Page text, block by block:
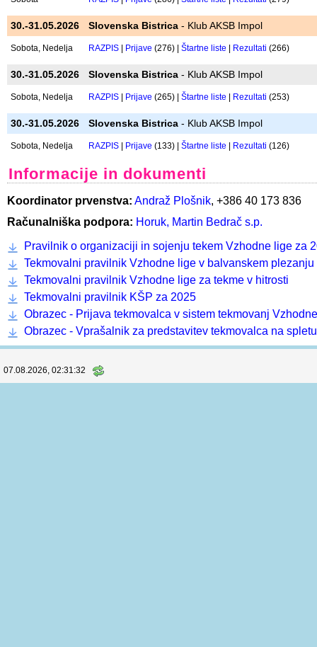
Sobota RAZPIS|Prijave(297) | Štartne liste|Rezultati
16.05.2026 Prevalje- Koroški PK Prevalje
Sobota Tekma je bila odpovedana.
23.05.2026 Celje- PK Dobre razmere
Sobota RAZPIS|Prijave(286) | Štartne liste|Rezultati
30.-31.05.2026 Slovenska Bistrica - Klub AKSB Impol
Sobota, Nedelja RAZPIS |Prijave(276) |Štartne liste
30.-31.05.2026 Slovenska Bistrica- Klub AKSB Impol
Sobota, Nedelja RAZPIS|Prijave(265) |Štartne liste|Rezultati
30.-31.05.2026 Slovenska Bistrica- Klub AKSB Impol
Sobota, Nedelja RAZPIS|Prijave(133) |Štartne liste|Rezultati(126)
Informacije in dokumenti
Koordinator prvenstva: Andraž Plošnik, +386 40 173 836
Računalniška podpora: Horuk, Martin Bedrač s.p.
Pravilnik o organizaciji in sojenju tekem Vzhodne lige za
Tekmovalni pravilnik Vzhodne lige v balvanskem plezanju